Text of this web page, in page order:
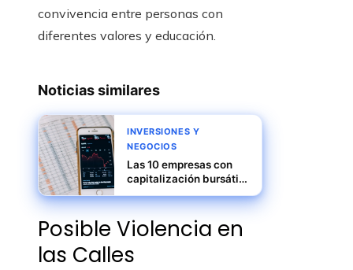
convivencia entre personas con
diferentes valores y educación.
Noticias similares
INVERSIONES Y
NEGOCIOS
Las 10 empresas con
capitalización bursátil
más alta en su punto
máximo
Posible Violencia en
las Calles